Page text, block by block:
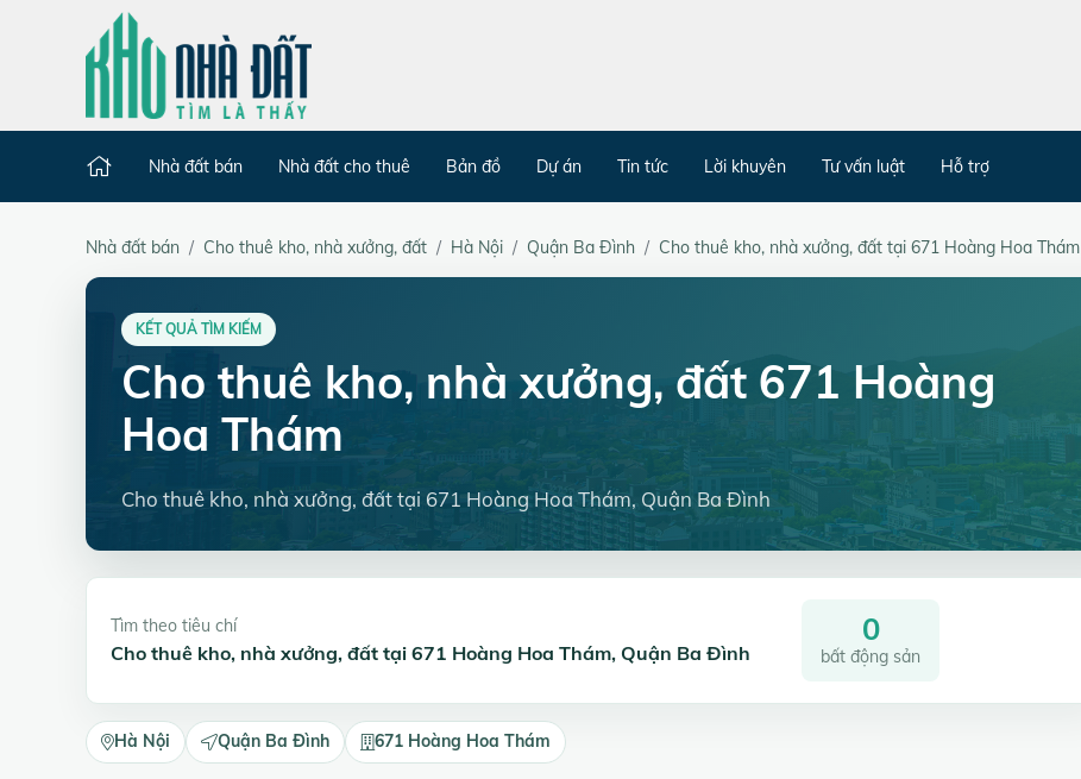
Nhà đất bán Nhà đất cho thuê Bản đồ Dự án Tin tức Lời khuyên Tư vấn luật Hỗ trợ
Nhà đất bán Cho thuê kho, nhà xưởng, đất Hà Nội Quận Ba Đình Cho thuê kho, nhà xưởng, đất tại 671 Hoàng Hoa Thám
KẾT QUẢ TÌM KIẾM
Cho thuê kho, nhà xưởng, đất 671 Hoàng
Hoa Thám
Cho thuê kho, nhà xưởng, đất tại 671 Hoàng Hoa Thám, Quận Ba Đình
Tìm theo tiêu chí
Cho thuê kho, nhà xưởng, đất tại 671 Hoàng Hoa Thám, Quận Ba Đình
0
bất động sản
Hà Nội Quận Ba Đình 671 Hoàng Hoa Thám